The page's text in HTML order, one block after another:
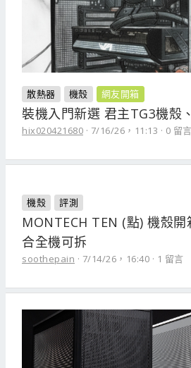
散熱器 機殼 網友開箱
裝機入門新選 君主TG3機殼
hix020421680 7/16/26，11:13 0 留言
機殼 評測
MONTECH TEN (點) 機殼
合全機可拆
soothepain 7/14/26，16:40 1 留言